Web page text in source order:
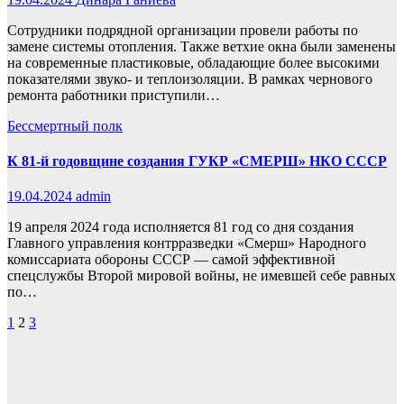
Сотрудники подрядной организации провели работы по
замене системы отопления. Также ветхие окна были заменены
на современные пластиковые, обладающие более высокими
показателями звуко- и теплоизоляции. В рамках чернового
ремонта работники приступили…
Бессмертный полк
К 81-й годовщине создания ГУКР «СМЕРШ» НКО СССР
19.04.2024 admin
19 апреля 2024 года исполняется 81 год со дня создания
Главного управления контрразведки «Смерш» Народного
комиссариата обороны СССР — самой эффективной
спецслужбы Второй мировой войны, не имевшей себе равных
по…
Пагинация
1 2 3